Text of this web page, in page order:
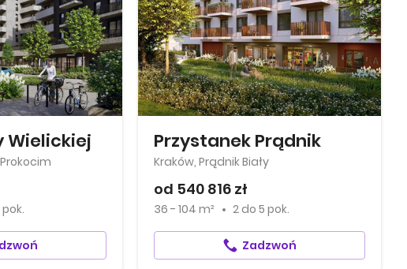
Wielickiej Przystanek Prądnik
Kraków, Prądnik Biały
od 540 816 zł
36 - 104 m² 2 do5 pok.
Zadzwoń